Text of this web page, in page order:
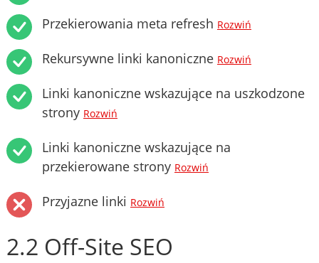
Przekierowania meta refresh Rozwiń
Rekursywne linki kanoniczne Rozwiń
Linki kanoniczne wskazujące na uszkodzone
strony Rozwiń
Linki kanoniczne wskazujące na
przekierowane strony Rozwiń
Przyjazne linki Rozwiń
2.2 Off-Site SEO